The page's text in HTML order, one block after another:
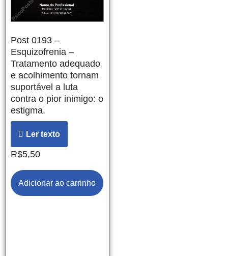
Post 0193 –
Esquizofrenia –
Tratamento adequado
e acolhimento tornam
suportável a luta
contra o pior inimigo: o
estigma.
Ler texto
R$5,50
Adicionar ao carrinho